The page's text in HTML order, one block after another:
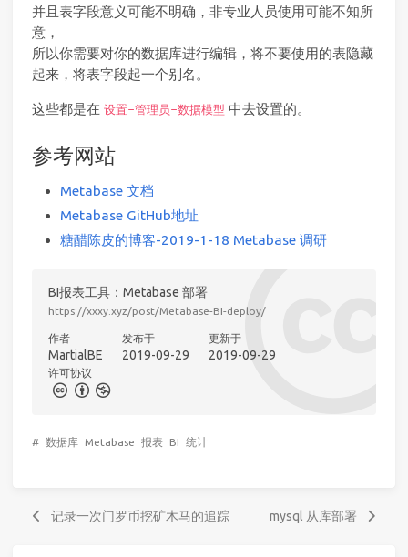
并且表字段意义可能不明确，非专业人员使用可能不知所
意，
所以你需要对你的数据库进行编辑，将不要使用的表隐藏
起来，将表字段起一个别名。
这些都是在 设置-管理员-数据模型 中去设置的。
参考网站
Metabase 文档
Metabase GitHub地址
糖醋陈皮的博客-2019-1-18 Metabase 调研
BI报表工具：Metabase 部署
https://xxxy.xyz/post/Metabase-BI-deploy/
作者
MartialBE
发布于
2019-09-29
更新于
2019-09-29
许可协议
# 数据库 Metabase 报表 BI 统计
记录一次门罗币挖矿木马的追踪 mysql 从库部署